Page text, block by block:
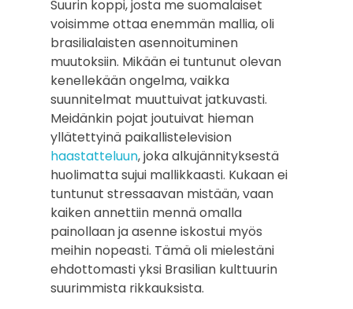
Suurin koppi, josta me suomalaiset
voisimme ottaa enemmän mallia, oli
brasilialaisten asennoituminen
muutoksiin. Mikään ei tuntunut olevan
kenellekään ongelma, vaikka
suunnitelmat muuttuivat jatkuvasti.
Meidänkin pojat joutuivat hieman
yllätettyinä paikallistelevision
haastatteluun, joka alkujännityksestä
huolimatta sujui mallikkaasti. Kukaan ei
tuntunut stressaavan mistään, vaan
kaiken annettiin mennä omalla
painollaan ja asenne iskostui myös
meihin nopeasti. Tämä oli mielestäni
ehdottomasti yksi Brasilian kulttuurin
suurimmista rikkauksista.